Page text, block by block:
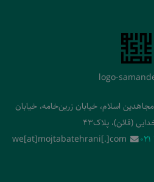
اسلام، خیابان زرین‌خامه، خیابان
(قائن)، پلاک43
we[at]mojtabatehrani[.]com